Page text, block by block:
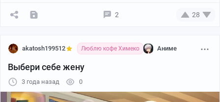
2 28
akatosh199512 Люблю кофе Химеко Аниме
Выбери себе жену
3 года назад 0